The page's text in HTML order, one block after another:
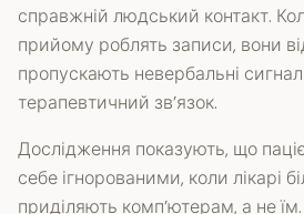
справжній людський контакт.
прийому роблять записи, вони
пропускають невербальні
терапевтичний зв’язок.
Дослідження показують, що
себе ігнорованими, коли лікарі
приділяють комп’ютерам, а не